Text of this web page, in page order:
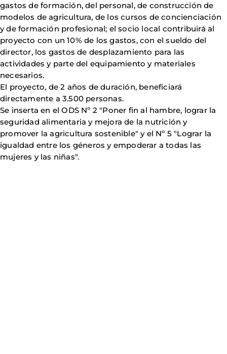
gastos de formación, del personal, de construcción de
modelos de agricultura, de los cursos de concienciación
y de formación profesional; el socio local contribuirá al
proyecto con un 10% de los gastos, con el sueldo del
director, los gastos de desplazamiento para las
actividades y parte del equipamiento y materiales
necesarios.
El proyecto, de 2 años de duración, beneficiará
directamente a 3.500 personas.
Se inserta en el ODS Nº 2 "Poner fin al hambre, lograr la
seguridad alimentaria y mejora de la nutrición y
promover la agricultura sostenible" y el Nº 5 "Lograr la
igualdad entre los géneros y empoderar a todas las
mujeres y las niñas".